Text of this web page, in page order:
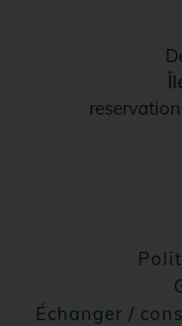
Échanger /